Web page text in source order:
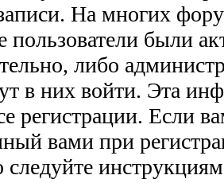
На многих
пользователи были
либо
в них войти. Эта
регистрации. Если
вами при
следуйте